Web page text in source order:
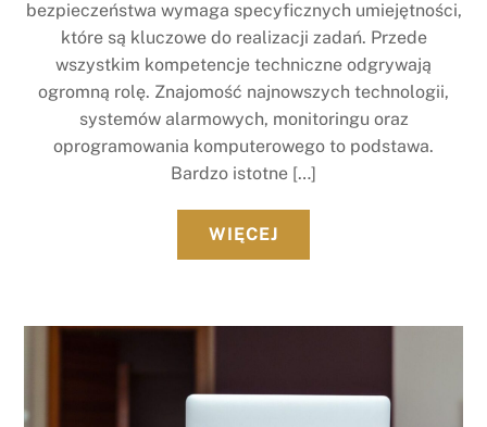
bezpieczeństwa wymaga specyficznych umiejętności,
które są kluczowe do realizacji zadań. Przede
wszystkim kompetencje techniczne odgrywają
ogromną rolę. Znajomość najnowszych technologii,
systemów alarmowych, monitoringu oraz
oprogramowania komputerowego to podstawa.
Bardzo istotne […]
WIĘCEJ